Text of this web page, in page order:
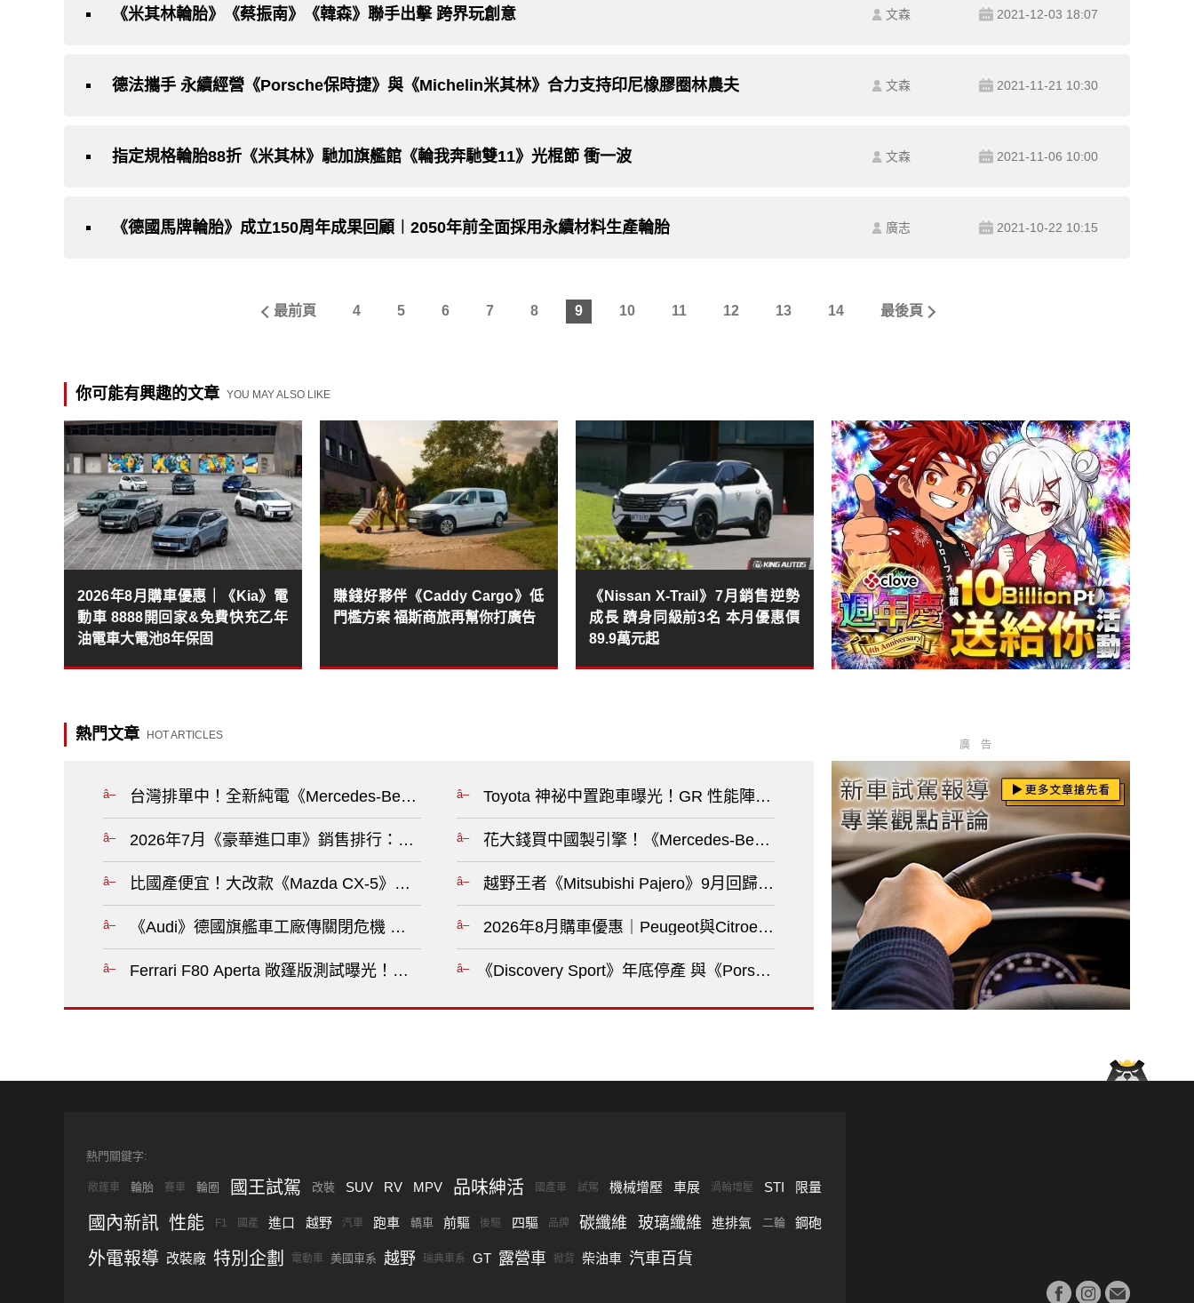
《米其林輪胎》《蔡振南》《韓森》聯手出擊 跨界玩創意 文森 2021-12-03 18:07
德法攜手 永續經營《Porsche保時捷》與《Michelin米其林》合力支持印尼橡膠圈林農夫 文森 2021-11-21 10:30
指定規格輪胎88折《米其林》馳加旗艦館《輪我奔馳雙11》光棍節 衝一波 文森 2021-11-06 10:00
《德國馬牌輪胎》成立150周年成果回顧︱2050年前全面採用永續材料生產輪胎 廣志 2021-10-22 10:15
最前頁 4 5 6 7 8 9 10 11 12 13 14 最後頁
你可能有興趣的文章 YOU MAY ALSO LIKE
2026年8月購車優惠｜《Kia》電
動車 8888開回家&免費快充乙年
油電車大電池8年保固
賺錢好夥伴《Caddy Cargo》低
門檻方案 福斯商旅再幫你打廣告
《Nissan X-Trail》7月銷售逆勢
成長 躋身同級前3名 本月優惠價
89.9萬元起
熱門文章 HOT ARTICLES
台灣排單中！全新純電《Mercedes-Benz GLA》車身更低趴 首見越野模式 不見芒星天窗與橫貫尾燈?
2026年7月《豪華進口車》銷售排行：《Lexus NX》正便宜 大家都買200！《Mercedes-Benz》轎車賣得嚇嚇叫?
比國產便宜！大改款《Mazda CX-5》入手價創新低 扭力全世界最大 空間放大 氣囊數有史以來最多?
《Audi》德國旗艦車工廠傳關閉危機 數千名員工走上街頭抗議?
Ferrari F80 Aperta 敞篷版測試曝光！限量超跑預計比硬頂版更加稀有?
Toyota 神祕中置跑車曝光！GR 性能陣容再添猛將 期待重點公開?
花大錢買中國製引擎！《Mercedes-Benz》德國光環消失中?
越野王者《Mitsubishi Pajero》9月回歸 台灣也不會缺席！?
2026年8月購車優惠｜Peugeot與Citroen全車系升級5年原廠保固 再抽晶華住宿券?
《Discovery Sport》年底停產 與《Porsche Macan》相同命運 不敵歐盟GSR2法規?
廣告
熱門關鍵字:
敞篷車 輪胎 賽車 輪圈 國王試駕 改裝 SUV RV MPV 品味紳活 國產車 試駕 機械增壓 車展 渦輪增壓 STI 限量
國內新訊 性能 F1 國產 進口 越野 汽車 跑車 轎車 前驅 後驅 四驅 品牌 碳纖維 玻璃纖維 進排氣 二輪 鋼砲
外電報導 改裝廠 特別企劃 電動車 美國車系 越野 瑞典車系 GT 露營車 掀背 柴油車 汽車百貨